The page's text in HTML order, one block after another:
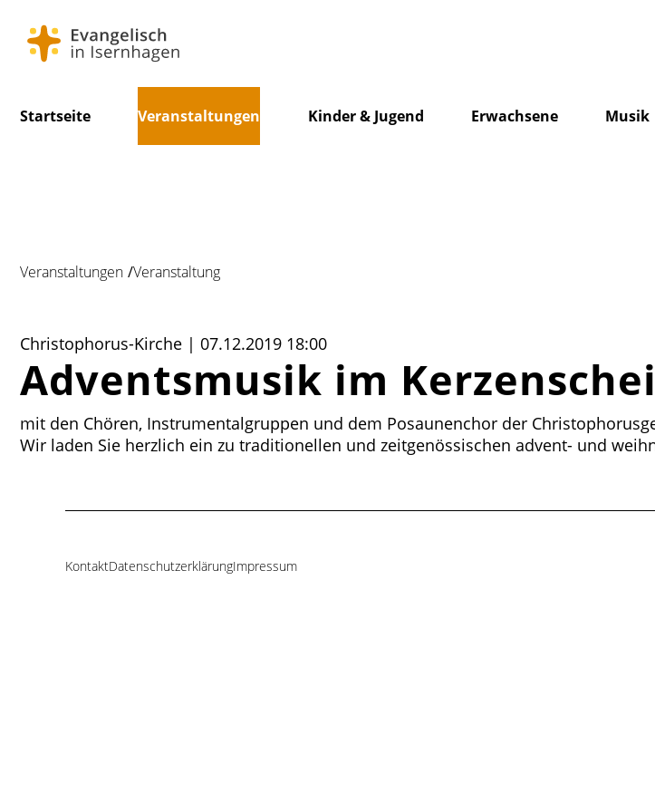
überspringen
Startseite Veranstaltungen Kinder & Jugend Erwachsene Musik
Veranstaltungen Veranstaltung
Christophorus-Kirche | 07.12.2019 18:00
Adventsmusik im
mit den Chören, Instrumentalgruppen und dem Posaunenchor der
Wir laden Sie herzlich ein zu traditionellen und zeitgenössischen advent- und
Navigation
KontaktDatenschutzerklärungImpressum